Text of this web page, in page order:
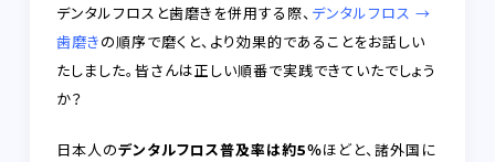
デンタルフロスと歯磨きを併用する際、 デンタルフロス →
歯磨きの順序で磨くと、より効果的であることをお話しい
たしました。皆さんは正しい順番で実践できていたでしょう
か？
日本人のデンタルフロス普及率は約5％ほどと、諸外国に